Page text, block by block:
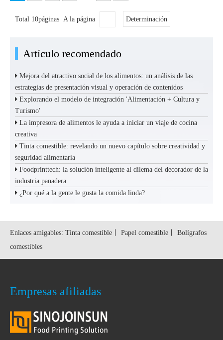
Total 10páginas A la página Determinación
Artículo recomendado
Mejora del atractivo social de los alimentos: un análisis de las
estrategias de presentación visual y operación de contenidos
Explorando el modelo de integración 'Alimentación + Cultura y
Turismo'
La impresora de alimentos le ayuda a iniciar un viaje de cocina
creativa
Tinta comestible: revelando un nuevo capítulo sobre creatividad y
seguridad alimentaria
Foodprinttech: la solución inteligente al dilema del decorador de la
industria panadera
¿Por qué a la gente le gusta la comida linda?
Enlaces amigables: Tinta comestible Papel comestible
Bolígrafos
comestibles
Empresas afiliadas